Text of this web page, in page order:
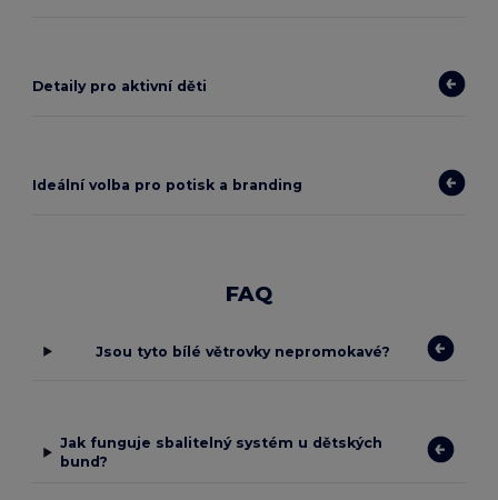
Detaily pro aktivní děti
Ideální volba pro potisk a branding
FAQ
Jsou tyto bílé větrovky nepromokavé?
Jak funguje sbalitelný systém u dětských
bund?